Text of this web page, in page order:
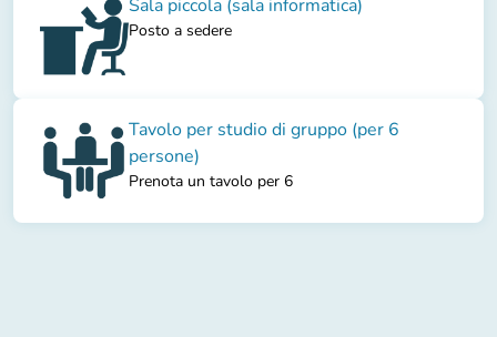
Sala piccola (sala informatica)
Posto a sedere
Tavolo per studio di gruppo (per 6
persone)
Prenota un tavolo per 6